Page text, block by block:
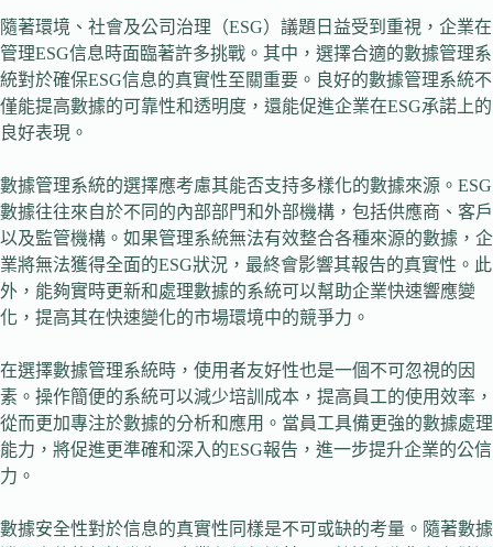
隨著環境、社會及公司治理（ESG）議題日益受到重視，企業在
管理ESG信息時面臨著許多挑戰。其中，選擇合適的數據管理系
統對於確保ESG信息的真實性至關重要。良好的數據管理系統不
僅能提高數據的可靠性和透明度，還能促進企業在ESG承諾上的
良好表現。
數據管理系統的選擇應考慮其能否支持多樣化的數據來源。ESG
數據往往來自於不同的內部部門和外部機構，包括供應商、客戶
以及監管機構。如果管理系統無法有效整合各種來源的數據，企
業將無法獲得全面的ESG狀況，最終會影響其報告的真實性。此
外，能夠實時更新和處理數據的系統可以幫助企業快速響應變
化，提高其在快速變化的市場環境中的競爭力。
在選擇數據管理系統時，使用者友好性也是一個不可忽視的因
素。操作簡便的系統可以減少培訓成本，提高員工的使用效率，
從而更加專注於數據的分析和應用。當員工具備更強的數據處理
能力，將促進更準確和深入的ESG報告，進一步提升企業的公信
力。
數據安全性對於信息的真實性同樣是不可或缺的考量。隨著數據